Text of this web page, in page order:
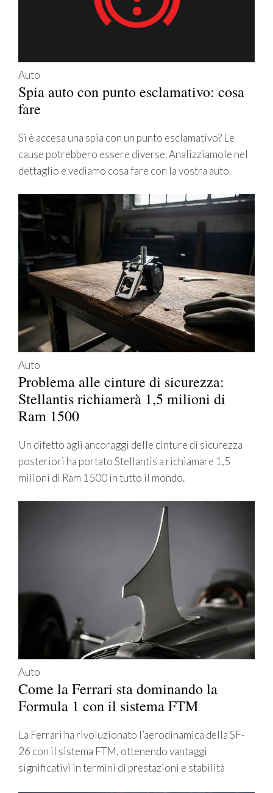
Auto
Spia auto con punto esclamativo: cosa
fare
Si è accesa una spia con un punto esclamativo? Le
cause potrebbero essere diverse. Analizziamole nel
dettaglio e vediamo cosa fare con la vostra auto.
Auto
Problema alle cinture di sicurezza:
Stellantis richiamerà 1,5 milioni di
Ram 1500
Un difetto agli ancoraggi delle cinture di sicurezza
posteriori ha portato Stellantis a richiamare 1,5
milioni di Ram 1500 in tutto il mondo.
Auto
Come la Ferrari sta dominando la
Formula 1 con il sistema FTM
La Ferrari ha rivoluzionato l’aerodinamica della SF-
26 con il sistema FTM, ottenendo vantaggi
significativi in termini di prestazioni e stabilità